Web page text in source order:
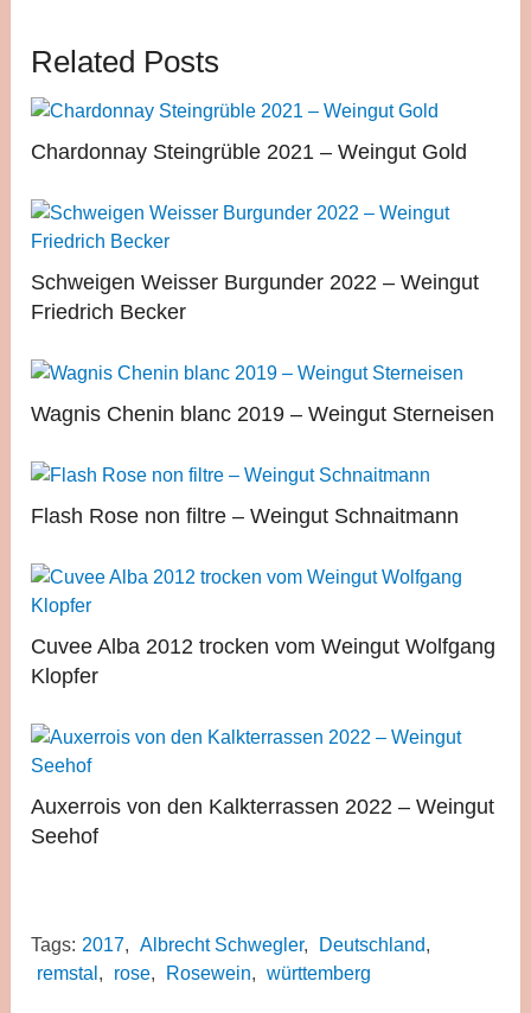
Related Posts
Chardonnay Steingrüble 2021 – Weingut Gold
Schweigen Weisser Burgunder 2022 – Weingut
Friedrich Becker
Wagnis Chenin blanc 2019 – Weingut Sterneisen
Flash Rose non filtre – Weingut Schnaitmann
Cuvee Alba 2012 trocken vom Weingut Wolfgang
Klopfer
Auxerrois von den Kalkterrassen 2022 – Weingut
Seehof
Tags: 2017, Albrecht Schwegler, Deutschland,
remstal , rose, Rosewein, württemberg